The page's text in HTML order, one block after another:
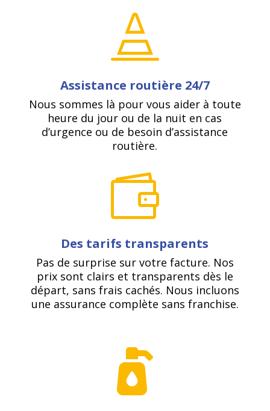

Assistance routière 24/7
Nous sommes là pour vous aider à toute
heure du jour ou de la nuit en cas
d’urgence ou de besoin d’assistance
routière.

Des tarifs transparents
Pas de surprise sur votre facture. Nos
prix sont clairs et transparents dès le
départ, sans frais cachés. Nous incluons
une assurance complète sans franchise.
